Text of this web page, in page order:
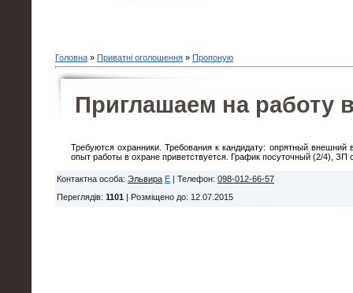
Головна » Приватні оголошення » Пропоную
Приглашаем на работу
Требуются охранники. Требования к кандидату: опрятный внешний
опыт работы в охране приветствуется. График посуточный (2/4), ЗП
Контактна особа: Эльвира E Телефон: 098-012-66-57
Переглядів: 1101 Розміщено до: 12.07.2015